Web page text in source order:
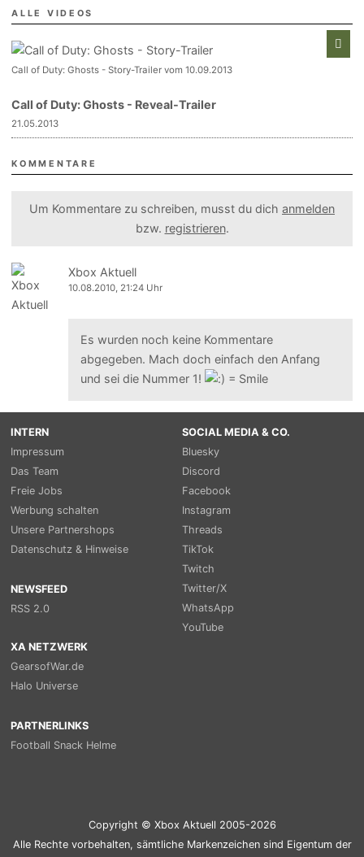
ALLE VIDEOS
Call of Duty: Ghosts - Story-Trailer vom 10.09.2013
Call of Duty: Ghosts - Reveal-Trailer
21.05.2013
KOMMENTARE
Um Kommentare zu schreiben, musst du dich anmelden
bzw. registrieren.
Xbox Aktuell
10.08.2010, 21:24 Uhr
Es wurden noch keine Kommentare
abgegeben. Mach doch einfach den Anfang
und sei die Nummer 1!
INTERN
Impressum
Das Team
Freie Jobs
Werbung schalten
Unsere Partnershops
Datenschutz & Hinweise
NEWSFEED
RSS 2.0
SOCIAL MEDIA & CO.
Bluesky
Discord
Facebook
Instagram
Threads
TikTok
Twitch
Twitter/X
WhatsApp
YouTube
XA NETZWERK
GearsofWar.de
Halo Universe
PARTNERLINKS
Football Snack Helme
Copyright © Xbox Aktuell 2005-2026
Alle Rechte vorbehalten, sämtliche Markenzeichen sind Eigentum der